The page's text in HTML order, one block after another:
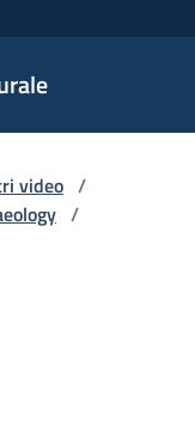
video /
/